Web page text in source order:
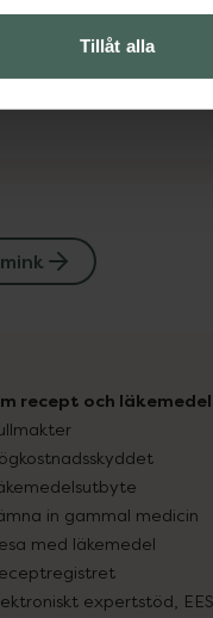
Tillåt alla
recept och läkemedel
in gammal medicin
med läkemedel
expertstöd, EES